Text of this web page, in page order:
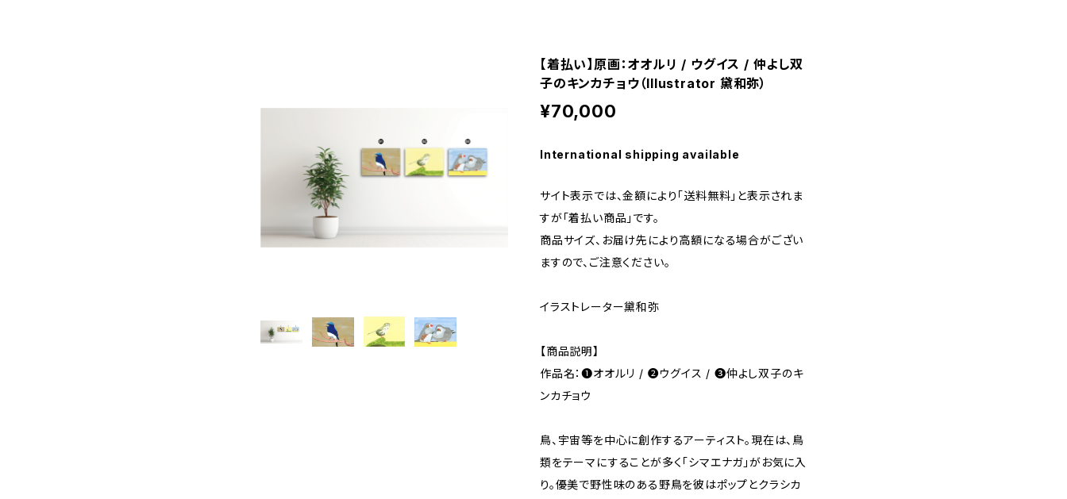
【着払い】原画：オオルリ / ウグイス / 仲よし双
子のキンカチョウ（Illustrator 黛和弥）
¥70,000
International shipping available
サイト表示では、金額により「送料無料」と表示されま
すが「着払い商品」です。
商品サイズ、お届け先により高額になる場合がござい
ますので、ご注意ください。
イラストレーター黛和弥
【商品説明】
作品名：❶オオルリ / ❷ウグイス / ❸仲よし双子のキ
ンカチョウ
鳥、宇宙等を中心に創作するアーティスト。現在は、鳥
類をテーマにすることが多く「シマエナガ」がお気に入
り。優美で野性味のある野鳥を彼はポップとクラシカ